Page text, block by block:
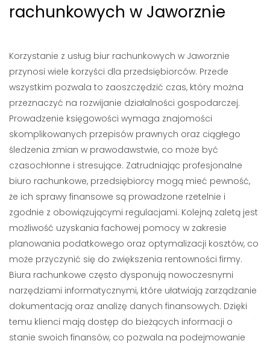
rachunkowych w Jaworznie
Korzystanie z usług biur rachunkowych w Jaworznie
przynosi wiele korzyści dla przedsiębiorców. Przede
wszystkim pozwala to zaoszczędzić czas, który można
przeznaczyć na rozwijanie działalności gospodarczej.
Prowadzenie księgowości wymaga znajomości
skomplikowanych przepisów prawnych oraz ciągłego
śledzenia zmian w prawodawstwie, co może być
czasochłonne i stresujące. Zatrudniając profesjonalne
biuro rachunkowe, przedsiębiorcy mogą mieć pewność,
że ich sprawy finansowe są prowadzone rzetelnie i
zgodnie z obowiązującymi regulacjami. Kolejną zaletą jest
możliwość uzyskania fachowej pomocy w zakresie
planowania podatkowego oraz optymalizacji kosztów, co
może przyczynić się do zwiększenia rentowności firmy.
Biura rachunkowe często dysponują nowoczesnymi
narzędziami informatycznymi, które ułatwiają zarządzanie
dokumentacją oraz analizę danych finansowych. Dzięki
temu klienci mają dostęp do bieżących informacji o
stanie swoich finansów, co pozwala na podejmowanie